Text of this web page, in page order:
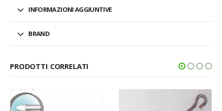
INFORMAZIONI AGGIUNTIVE
BRAND
PRODOTTI CORRELATI